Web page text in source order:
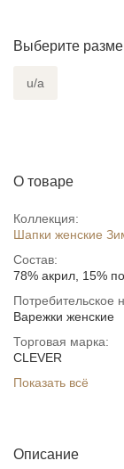
Выберите
u/a
О товаре
Коллекция:
Шапки женские
Состав:
78% акрил, 15%
Потребительское
Варежки женские
Торговая марка:
CLEVER
Показать всё
Описание